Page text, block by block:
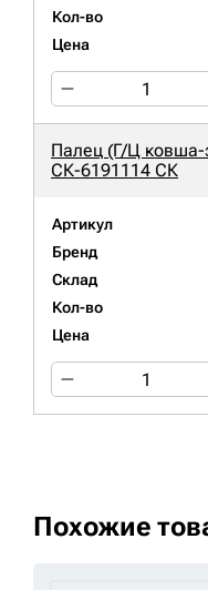
Кол-во
Цена
Палец (Г/Ц ковша-
СК-6191114 СК
Артикул
Бренд
Склад
Кол-во
Цена
Похожие